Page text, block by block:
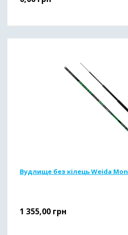
Вудлище без кілець Weida
1 355,00 грн